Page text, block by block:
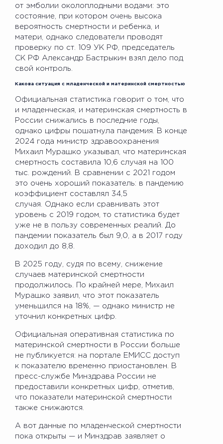
от эмболии околоплодными водами: это
состояние, при котором очень высока
вероятность смертности и ребенка, и
матери, однако следователи проводят
проверку по ст. 109 УК РФ, председатель
СК РФ Александр Бастрыкин взял дело под
свой контроль.
Какова ситуация с младенческой и материнской смертностью
Официальная статистика говорит о том, что
и младенческая, и материнская смертность в
России снижались в последние годы,
однако цифры пошатнула пандемия. В конце
2024 года министр здравоохранения
Михаил Мурашко указывал, что материнская
смертность составила 10,6 случая на 100
тыс. рождений. В сравнении с 2021 годом
это очень хороший показатель: в пандемию
коэффициент составлял 34,5
случая. Однако если сравнивать этот
уровень с 2019 годом, то статистика будет
уже не в пользу современных реалий. До
пандемии показатель был 9,0, а в 2017 году
доходил до 8,8.
В 2025 году, судя по всему, снижение
случаев материнской смертности
продолжилось. По крайней мере, Михаил
Мурашко заявил, что этот показатель
уменьшился на 18%, — однако министр не
уточнил конкретных цифр.
Официальная оперативная статистика по
материнской смертности в России больше
не публикуется: на портале ЕМИСС доступ
к показателю временно приостановлен. В
пресс-службе Минздрава России не
предоставили конкретных цифр, отметив,
что показатели материнской смертности
также снижаются.
А вот данные по младенческой смертности
пока открыты — и Минздрав заявляет о